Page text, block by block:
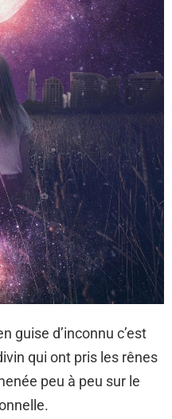
guise d’inconnu c’est
qui ont pris les rênes
peu à peu sur le